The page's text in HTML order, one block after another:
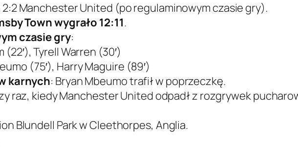
2:2 Manchester United (po regulaminowym czasie gry).
Town wygrało 12:11.
czasie gry:
Tyrell Warren (30′)
(75′), Harry Maguire (89′)
karnych: Bryan Mbeumo trafił w poprzeczkę.
raz, kiedy Manchester United odpadł z rozgrywek
Blundell Park w Cleethorpes, Anglia.